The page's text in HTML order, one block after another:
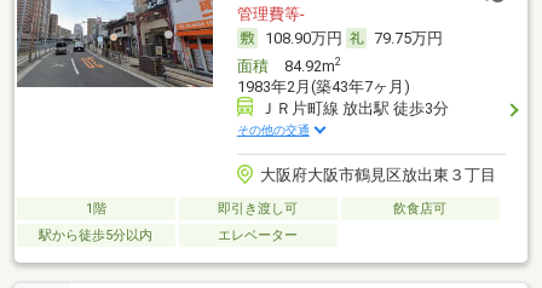
管理費等-
108.90万円
79.75万円
面積84.92m2
1983年2月(築43年7ヶ月)
ＪＲ片町線 放出駅 徒歩3分
その他の交通
大阪府大阪市鶴見区放出東３丁目
1階 即引き渡し可
飲食店可
駅から徒歩5分以内
エレベーター